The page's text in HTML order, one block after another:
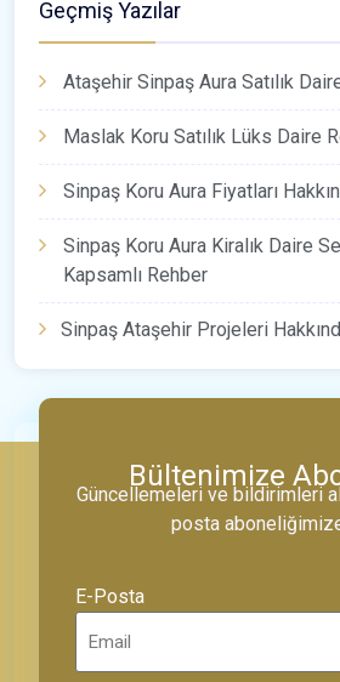
Geçmiş Yazılar
Ataşehir Sinpaş Aura Satılık
Maslak Koru Satılık Lüks Daire
Sinpaş Koru Aura Fiyatları
Sinpaş Koru Aura Kiralık Daire
Kapsamlı Rehber
Sinpaş Ataşehir Projeleri
Bültenimize
Güncellemeleri ve bildirimleri
posta aboneliğimize
E-Posta